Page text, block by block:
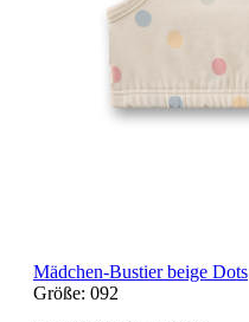
Mädchen-Bustier beige Dots
Größe: 092